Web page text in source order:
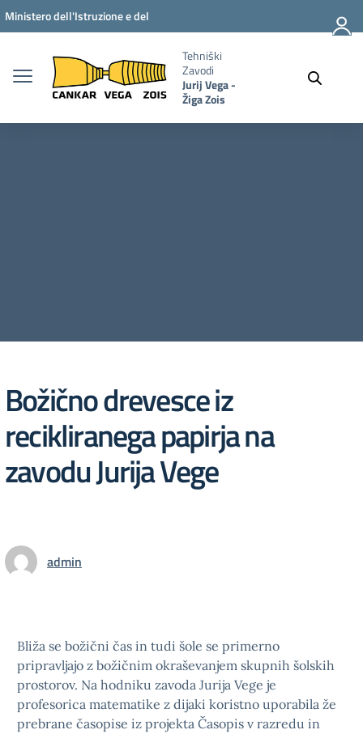
Vai ai contenuti
Vai al menu di navigazione
Vai al footer
Ministero dell'Istruzione e del
Tehniški
Zavodi
Jurij Vega -
Žiga Zois
Božično drevesce iz
recikliranega papirja na
zavodu Jurija Vege
admin
Bliža se božični čas in tudi šole se primerno
pripravljajo z božičnim okraševanjem skupnih šolskih
prostorov. Na hodniku zavoda Jurija Vege je
profesorica matematike z dijaki koristno uporabila že
prebrane časopise iz projekta Časopis v razredu in